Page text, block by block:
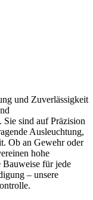
und Zuverlässigkeit
Sie sind auf Präzision
Ausleuchtung,
Ob an Gewehr oder
hohe
für jede
– unsere